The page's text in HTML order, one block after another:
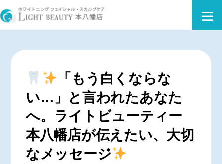
「もう白くならな
い…」と言われたあなた
へ。ライトビューティー
本八幡店が伝えたい、大切
なメッセージ